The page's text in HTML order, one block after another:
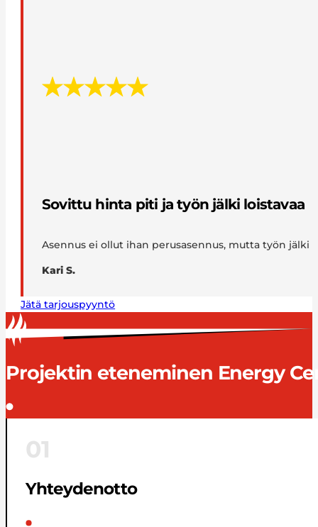
Sovittu hinta piti ja työn jälki loistavaa
Asennus ei ollut ihan perusasennus, mutta työn jälki
Kari S.
Jätä tarjouspyyntö
Projektin eteneminen Energy
01
Yhteydenotto